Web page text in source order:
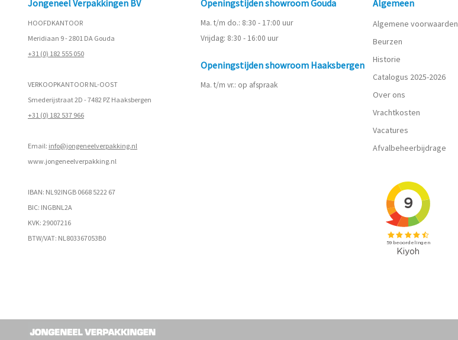
Jongeneel Verpakkingen BV
HOOFDKANTOOR
Meridiaan 9 - 2801 DA Gouda
+31 (0) 182 555 050
VERKOOPKANTOOR NL-OOST
Smederijstraat 2D - 7482 PZ Haaksbergen
+31 (0) 182 537 966
Email: info@jongeneelverpakking.nl
www.jongeneelverpakking.nl
IBAN: NL92INGB 0668 5222 67
BIC: INGBNL2A
KVK: 29007216
BTW/VAT: NL803367053B0
Openingstijden showroom Gouda
Ma. t/m do.: 8:30 - 17:00 uur
Vrijdag: 8:30 - 16:00 uur
Openingstijden showroom Haaksbergen
Ma. t/m vr.: op afspraak
Algemeen
Algemene voorwaarden
Beurzen
Historie
Catalogus 2025-2026
Over ons
Vrachtkosten
Vacatures
Afvalbeheerbijdrage